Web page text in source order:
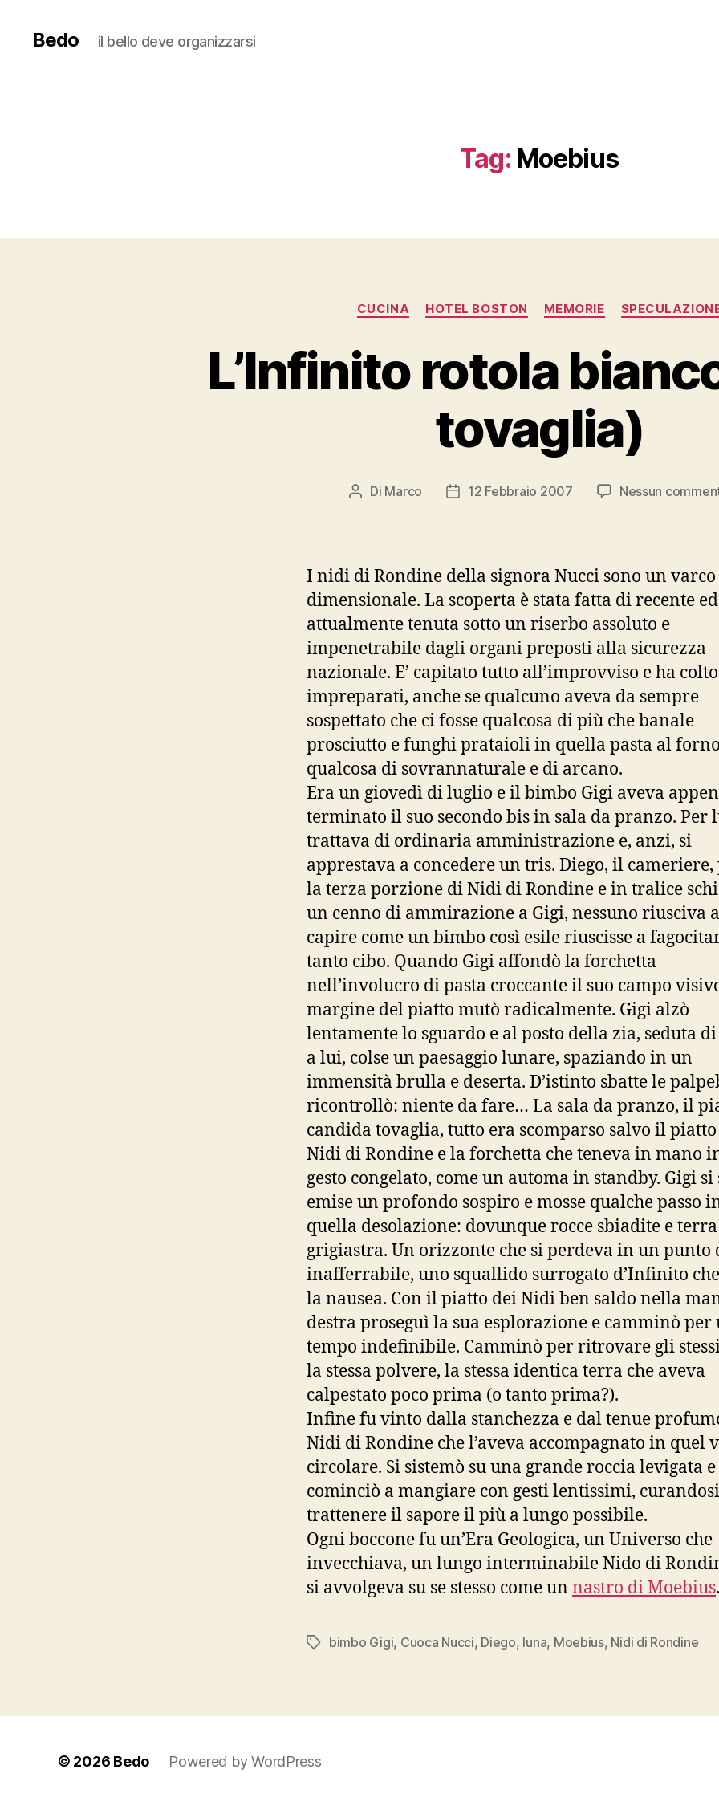
Bedo il bello deve organizzarsi
Tag: Moebius
Categorie
CUCINA HOTEL BOSTON MEMORIE
L’Infinito rotola
tovaglia)
Autore
Di Marco
Data12 Febbraio 2007 Nessun
I nidi di Rondine della signora Nucci sono un varco
dimensionale. La scoperta è stata fatta di recente
attualmente tenuta sotto un riserbo assoluto e
impenetrabile dagli organi preposti alla sicurezza
nazionale. E’ capitato tutto all’improvviso e ha
impreparati, anche se qualcuno aveva da sempre
sospettato che ci fosse qualcosa di più che banale
prosciutto e funghi prataioli in quella pasta al
qualcosa di sovrannaturale e di arcano.
Era un giovedì di luglio e il bimbo Gigi aveva
terminato il suo secondo bis in sala da pranzo. Per
trattava di ordinaria amministrazione e, anzi, si
apprestava a concedere un tris. Diego, il
la terza porzione di Nidi di Rondine e in tralice
un cenno di ammirazione a Gigi, nessuno riusciva a
capire come un bimbo così esile riuscisse a
tanto cibo. Quando Gigi affondò la forchetta
nell’involucro di pasta croccante il suo campo
margine del piatto mutò radicalmente. Gigi alzò
lentamente lo sguardo e al posto della zia, seduta
a lui, colse un paesaggio lunare, spaziando in un
immensità brulla e deserta. D’istinto sbatte le
ricontrollò: niente da fare… La sala da pranzo, il
candida tovaglia, tutto era scomparso salvo il
Nidi di Rondine e la forchetta che teneva in mano
gesto congelato, come un automa in standby. Gigi si
emise un profondo sospiro e mosse qualche passo
quella desolazione: dovunque rocce sbiadite e terra
grigiastra. Un orizzonte che si perdeva in un punto
inafferrabile, uno squallido surrogato d’Infinito
la nausea. Con il piatto dei Nidi ben saldo nella
destra proseguì la sua esplorazione e camminò per
tempo indefinibile. Camminò per ritrovare gli stessi
la stessa polvere, la stessa identica terra che aveva
calpestato poco prima (o tanto prima?).
Infine fu vinto dalla stanchezza e dal tenue
Nidi di Rondine che l’aveva accompagnato in quel
circolare. Si sistemò su una grande roccia levigata e
cominciò a mangiare con gesti lentissimi,
trattenere il sapore il più a lungo possibile.
Ogni boccone fu un’Era Geologica, un Universo che
invecchiava, un lungo interminabile Nido di
si avvolgeva su se stesso come un nastro di Moebius.
Tag bimbo Gigi, Cuoca Nucci, Diego, luna, Moebius, Nidi di Rondine
© 2026 Bedo Powered by WordPress